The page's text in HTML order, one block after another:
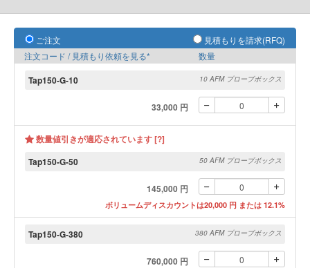
ン
ご注文
見積もりを請求(RFQ)
注文コード / 見積もり依頼を見る*
数量
Tap150-G-10 10 AFM プローブボックス
33,000 円
数量値引きが適応されています [?]
Tap150-G-50
50 AFM プローブボックス
145,000 円
ボリュームディスカウントは20,000 円 または 12.1%
Tap150-G-380 380 AFM プローブボックス
760,000 円